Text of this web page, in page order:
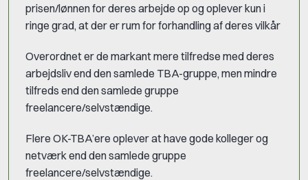
prisen/lønnen for deres arbejde op og oplever kun i
ringe grad, at der er rum for forhandling af deres vilkår
Overordnet er de markant mere tilfredse med deres
arbejdsliv end den samlede TBA-gruppe, men mindre
tilfreds end den samlede gruppe
freelancere/selvstændige.
Flere OK-TBA’ere oplever at have gode kolleger og
netværk end den samlede gruppe
freelancere/selvstændige.